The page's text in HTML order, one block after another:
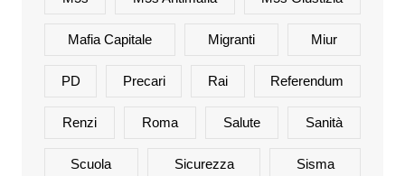
Mafia Capitale Migranti Miur
PD Precari Rai Referendum
Renzi Roma Salute Sanità
Scuola Sicurezza Sisma